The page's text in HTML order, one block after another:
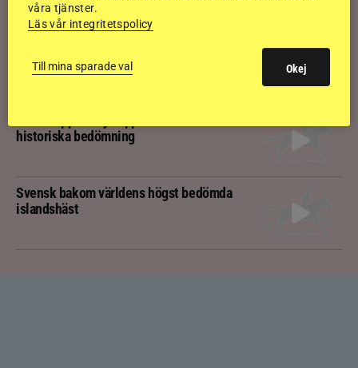
av sexåringarna på Landsmót
historiska bedömning
Svensk bakom världens högst bedömda
islandshäst
våra tjänster.
Läs vår integritetspolicy
Till mina sparade val Okej